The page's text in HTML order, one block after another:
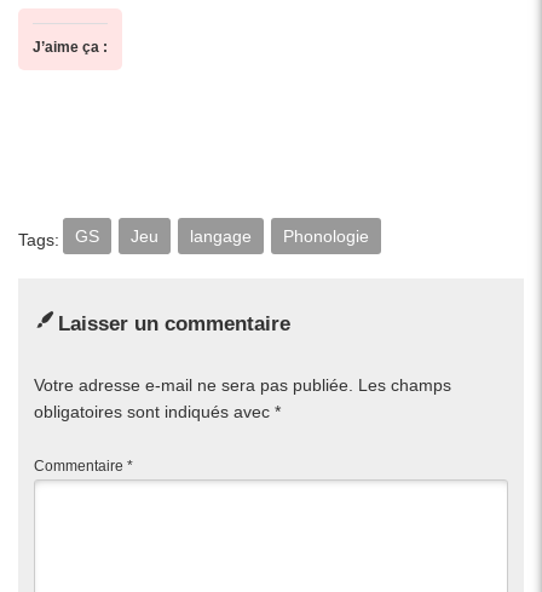
J’aime ça :
Tags: GS Jeu langage Phonologie
Laisser un commentaire
Votre adresse e-mail ne sera pas publiée.
Les champs
obligatoires sont indiqués avec *
Commentaire *